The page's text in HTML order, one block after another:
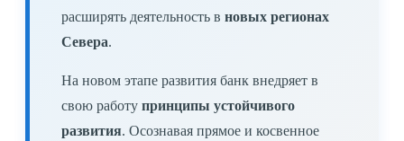
расширять деятельность в новых регионах
Севера.
На новом этапе развития банк внедряет в
свою работу принципы устойчивого
развития. Осознавая прямое и косвенное